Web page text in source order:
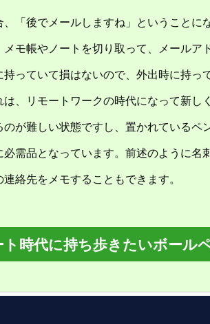
、「後でメールしますね」ということ
メモ帳やノートを切り取って、メール
持っていて損はないので、外出時に持
は、リモートワークの時代になって新
のが難しい状態ですし、置かれているペ
必需品となっています。前述のように
連絡先をメモすることもできます。
ト時代に持ち歩きたいボール